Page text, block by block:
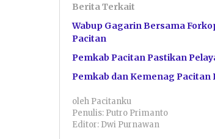
Berita Terkait
Wabup Gagarin Bersama
Pacitan
Pemkab Pacitan Pastikan
Pemkab dan Kemenag Pacitan
oleh Pacitanku
Penulis: Putro Primanto
Editor: Dwi Purnawan